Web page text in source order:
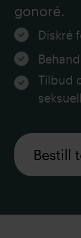
gonoré.
Diskré
Tilbud
Bestill